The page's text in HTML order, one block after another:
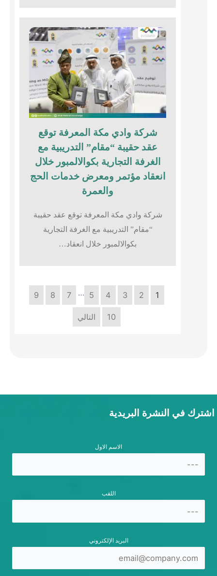
شركة وادي مكة المعرفة توقع
عقد حقيبة “مقام” التدريبية مع
الغرفة التجارية بكوالالمبور خلال
انعقاد مؤتمر ومعرض خدمات الحج
والعمرة
شركة وادي مكة المعرفة توقع عقد حقيبة
“مقام” التدريبية مع الغرفة التجارية
بكوالالمبور خلال انعقاد…
1
2
3
4
5
…
7
8
9
10 التالي
اشترك في النشرة البريدية
الاسم الاول
اللقب
البريد الإلكتروني